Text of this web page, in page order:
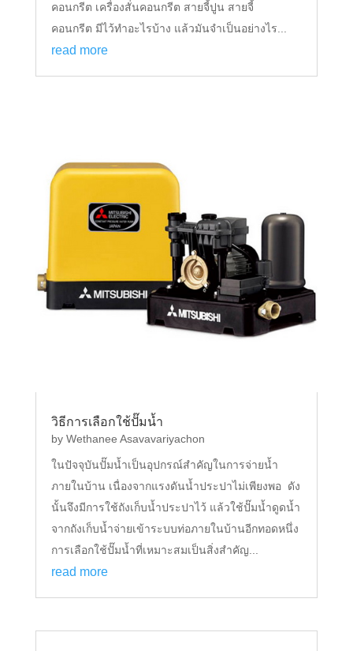
คอนกรีต เครื่องสั่นคอนกรีต สายจี้ปูน สายจี้
คอนกรีต มีไว้ทำอะไรบ้าง แล้วมันจำเป็นอย่างไร...
read more
วิธีการเลือกใช้ปั๊มน้ำ
by Wethanee Asavavariyachon
ในปัจจุบันปั๊มน้ำเป็นอุปกรณ์สำคัญในการจ่ายน้ำ
ภายในบ้าน เนื่องจากแรงดันน้ำประปาไม่เพียงพอ ดัง
นั้นจึงมีการใช้ถังเก็บน้ำประปาไว้ แล้วใช้ปั๊มน้ำดูดน้ำ
จากถังเก็บน้ำจ่ายเข้าระบบท่อภายในบ้านอีกทอดหนึ่ง
การเลือกใช้ปั๊มน้ำที่เหมาะสมเป็นสิ่งสำคัญ...
read more